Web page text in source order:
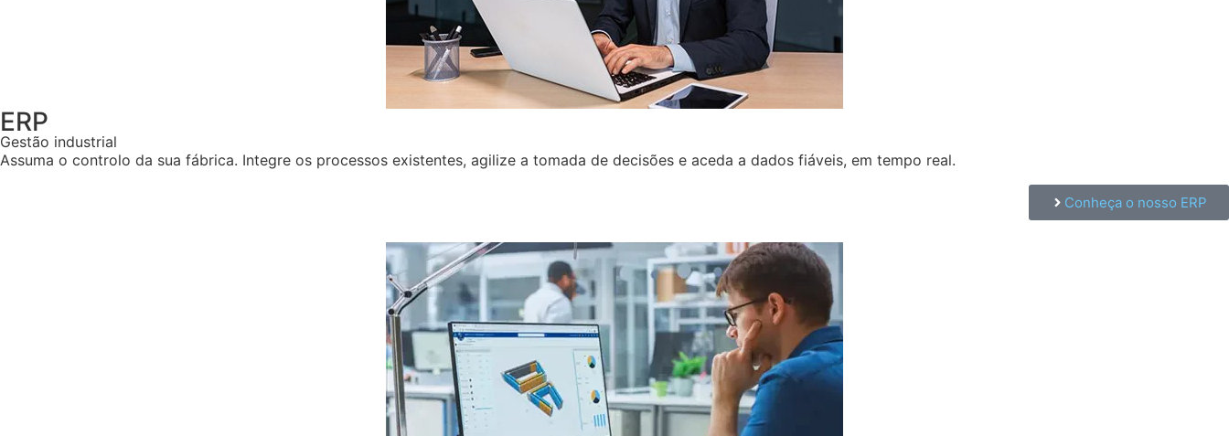
ERP
Gestão industrial
Assuma o controlo da sua fábrica. Integre os processos existentes, agilize a tomada de decisões e aceda a dados fiáveis, em tempo real.
Conheça o nosso ERP